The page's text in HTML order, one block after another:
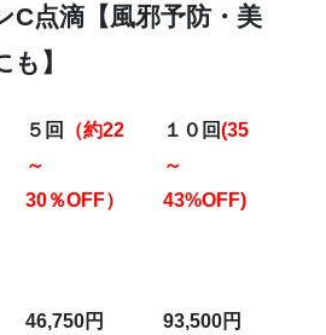
C点滴 【風邪予防・美
】
５回
（約22
～
30％OFF）
１０回(35
～
43%OFF)
46,750円
93,500円